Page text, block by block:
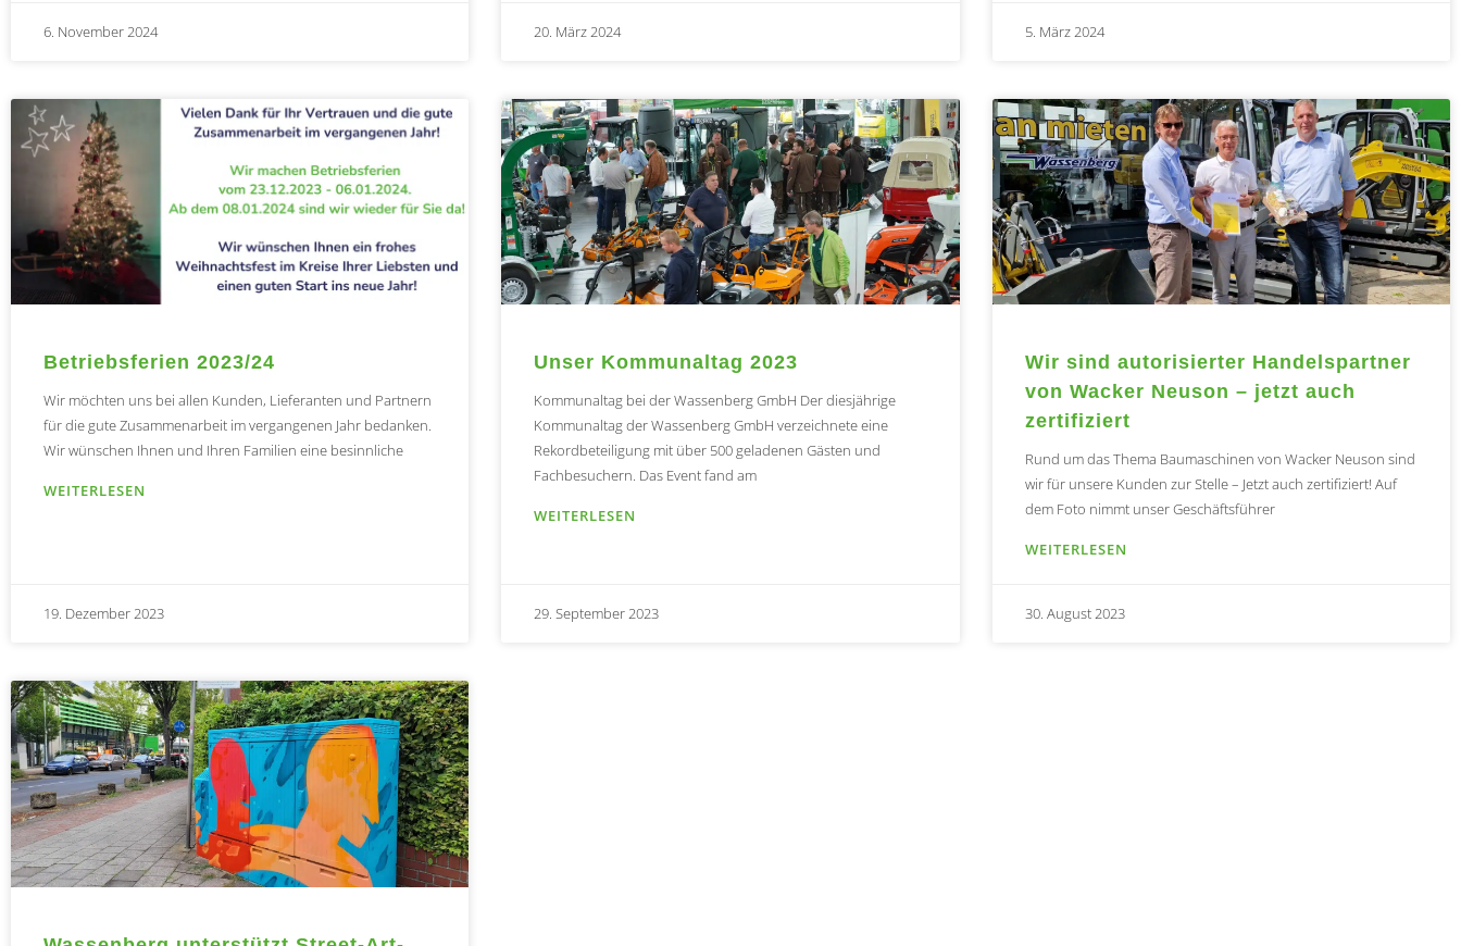
6. November 2024 20. März 2024 5. März 2024
Betriebsferien 2023/24
Wir möchten uns bei allen Kunden, Lieferanten und Partnern
für die gute Zusammenarbeit im vergangenen Jahr bedanken.
Wir wünschen Ihnen und Ihren Familien eine besinnliche
WEITERLESEN
19. Dezember 2023
Unser Kommunaltag 2023
Kommunaltag bei der Wassenberg GmbH Der diesjährige
Kommunaltag der Wassenberg GmbH verzeichnete eine
Rekordbeteiligung mit über 500 geladenen Gästen und
Fachbesuchern. Das Event fand am
WEITERLESEN
29. September 2023
Wir sind autorisierter Handelspartner
von Wacker Neuson – jetzt auch
zertifiziert
Rund um das Thema Baumaschinen von Wacker Neuson sind
wir für unsere Kunden zur Stelle – Jetzt auch zertifiziert! Auf
dem Foto nimmt unser Geschäftsführer
WEITERLESEN
30. August 2023